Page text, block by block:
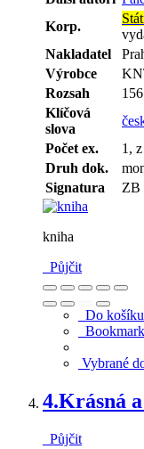
Korp.
Nakladatel
Výrobce
Rozsah
Klíčová
slova
Počet ex.
1,
Druh dok.
Signatura
ZB
kniha
Půjčit
Do košíku
Bookmark
Vybrané
4.Krásná
Půjčit